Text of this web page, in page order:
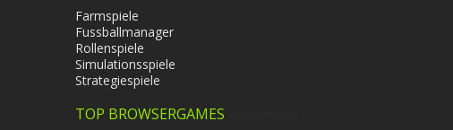
Farmspiele
Fussballmanager
Rollenspiele
Simulationsspiele
Strategiespiele
TOP BROWSERGAMES